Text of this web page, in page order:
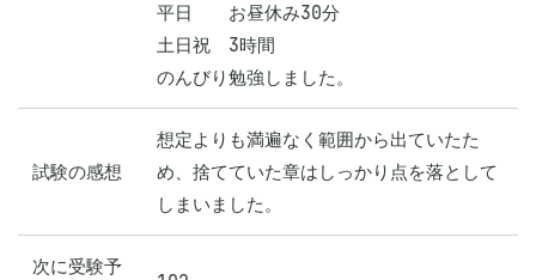
平日　　お昼休み30分
土日祝　3時間
試験の感想
想定よりも満遍なく範囲から出ていたた
め、捨てていた章はしっかり点を落として
しまいました。
次に受験予